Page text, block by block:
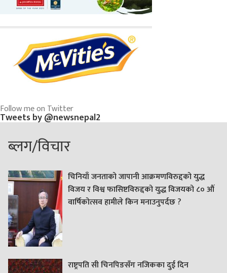
Follow me on Twitter
Tweets by @newsnepal2
ब्लग/विचार
चिनियाँ जनताको जापानी आक्रमणविरुद्दको युद्ध
विजय र विश्व फासिष्टविरुद्दको युद्ध विजयको ८० औं
वार्षिकोत्सव हामीले किन मनाउनुपर्दछ ?
राष्ट्रपति सी चिनपिङसँग नजिकका दुई दिन